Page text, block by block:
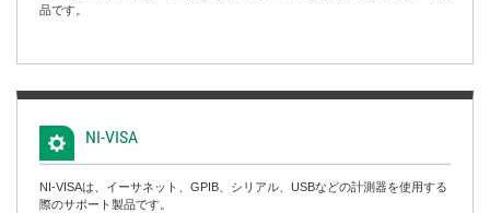
品です。
NI-VISA
NI-VISAは、イーサネット、GPIB、シリアル、USBなどの計測器を使用する
際のサポート製品です。